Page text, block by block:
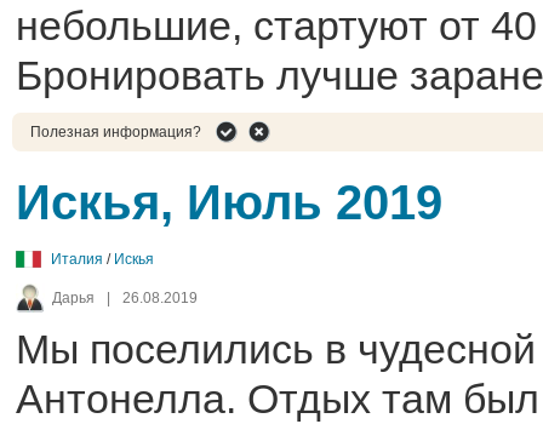
небольшие, стартуют от
Бронировать лучше
Полезная информация?
Искья, Июль 2019
Италия / Искья
Дарья 26.08.2019
Мы поселились в
Антонелла. Отдых там